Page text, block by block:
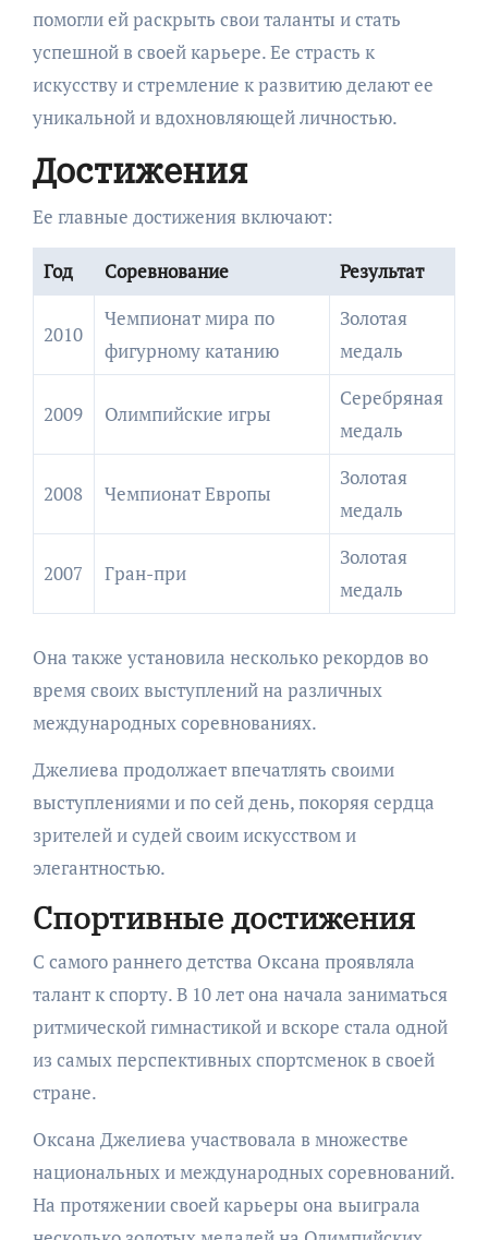
помогли ей раскрыть свои таланты и стать
успешной в своей карьере. Ее страсть к
искусству и стремление к развитию делают ее
уникальной и вдохновляющей личностью.
Достижения
Ее главные достижения включают:
Год Соревнование Результат
2010
Чемпионат мира по
фигурному катанию
Золотая
медаль
2009 Олимпийские игры
Серебряная
медаль
2008 Чемпионат Европы
Золотая
медаль
2007 Гран-при
Золотая
медаль
Она также установила несколько рекордов во
время своих выступлений на различных
международных соревнованиях.
Джелиева продолжает впечатлять своими
выступлениями и по сей день, покоряя сердца
зрителей и судей своим искусством и
элегантностью.
Спортивные достижения
С самого раннего детства Оксана проявляла
талант к спорту. В 10 лет она начала заниматься
ритмической гимнастикой и вскоре стала одной
из самых перспективных спортсменок в своей
стране.
Оксана Джелиева участвовала в множестве
национальных и международных соревнований.
На протяжении своей карьеры она выиграла